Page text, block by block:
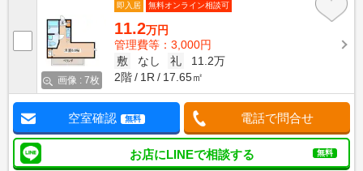
画像 : 7枚
即入居 無料オンライン相談可
11.2万円
管理費等：3,000円
敷
なし 礼
11.2万
2階
1R 17.65㎡
空室確認 無料 電話で問合せ
お店にLINEで相談する 無料